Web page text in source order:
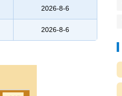
2026-8-6
2026-8-6